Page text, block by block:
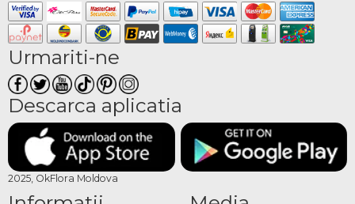
Urmariti-ne
Descarca aplicatia
2025, OkFlora Moldova